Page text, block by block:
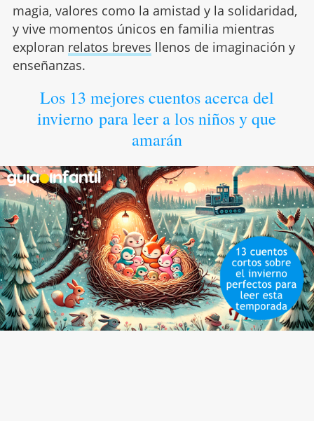
magia, valores como la amistad y la solidaridad,
y vive momentos únicos en familia mientras
exploran relatos breves llenos de imaginación y
enseñanzas.
Los 13 mejores cuentos acerca del
invierno para leer a los niños y que
amarán